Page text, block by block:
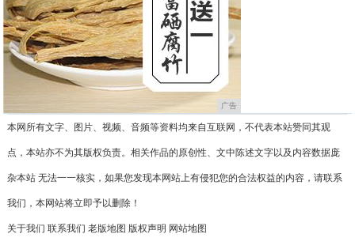
广告
本网所有文字、图片、视频、音频等资料均来自互联网，不代表本站赞同其观
点，本站亦不为其版权负责。相关作品的原创性、文中陈述文字以及内容数据庞
杂本站 无法一一核实，如果您发现本网站上有侵犯您的合法权益的内容，请联系
我们，本网站将立即予以删除！
关于我们 联系我们 老版地图 版权声明 网站地图